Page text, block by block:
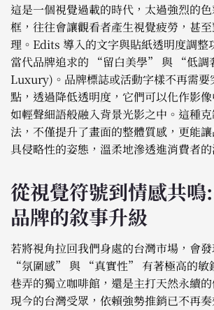
這是一個視覺過載的時代，太過強烈的
框，往往會讓觀看者產生視覺疲勞，甚
理。Edits 導入的文字與貼紙透明度調整
當代品牌追求的 “留白美學” 與 “低
Luxury)。品牌標誌或活動字樣不再需要
點，透過降低透明度，它們可以化作影
如輕聲細語般融入背景光影之中。這種
法，不僅提升了畫面的整體質感，更能
具侵略性的姿態，溫柔地滲透進消費者的
從視覺符號到情感共鳴
品牌的敘事升級
若將視角拉回我們身處的台灣市場，會
“氛圍感” 與 “真實性” 有著極高的敏
巷弄的獨立咖啡館，還是主打天然永續
現今的台灣受眾，依賴強勢推銷已不再